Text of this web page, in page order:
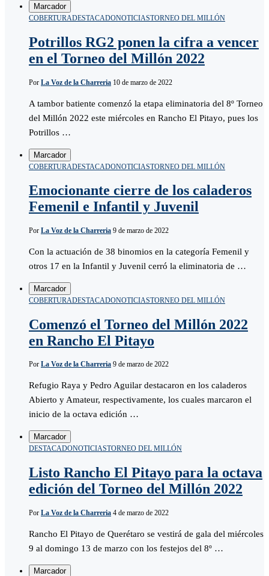
Marcador
COBERTURADESTACADONOTICIASTORNEO DEL MILLÓN
Potrillos RG2 ponen la cifra a vencer
en el Torneo del Millón 2022
Por La Voz de la Charreria 10 de marzo de 2022
A tambor batiente comenzó la etapa eliminatoria del 8º Torneo
del Millón 2022 este miércoles en Rancho El Pitayo, pues los
Potrillos …
Marcador
COBERTURADESTACADONOTICIASTORNEO DEL MILLÓN
Emocionante cierre de los caladeros
Femenil e Infantil y Juvenil
Por La Voz de la Charreria 9 de marzo de 2022
Con la actuación de 38 binomios en la categoría Femenil y
otros 17 en la Infantil y Juvenil cerró la eliminatoria de …
Marcador
COBERTURADESTACADONOTICIASTORNEO DEL MILLÓN
Comenzó el Torneo del Millón 2022
en Rancho El Pitayo
Por La Voz de la Charreria 9 de marzo de 2022
Refugio Raya y Pedro Aguilar destacaron en los caladeros
Abierto y Amateur, respectivamente, los cuales marcaron el
inicio de la octava edición …
Marcador
DESTACADONOTICIASTORNEO DEL MILLÓN
Listo Rancho El Pitayo para la octava
edición del Torneo del Millón 2022
Por La Voz de la Charreria 4 de marzo de 2022
Rancho El Pitayo de Querétaro se vestirá de gala del miércoles
9 al domingo 13 de marzo con los festejos del 8º …
Marcador